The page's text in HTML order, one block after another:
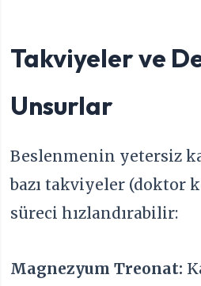
Takviyeler ve
Unsurlar
Beslenmenin yetersiz
bazı takviyeler (doktor
süreci hızlandırabilir:
Magnezyum Treonat: